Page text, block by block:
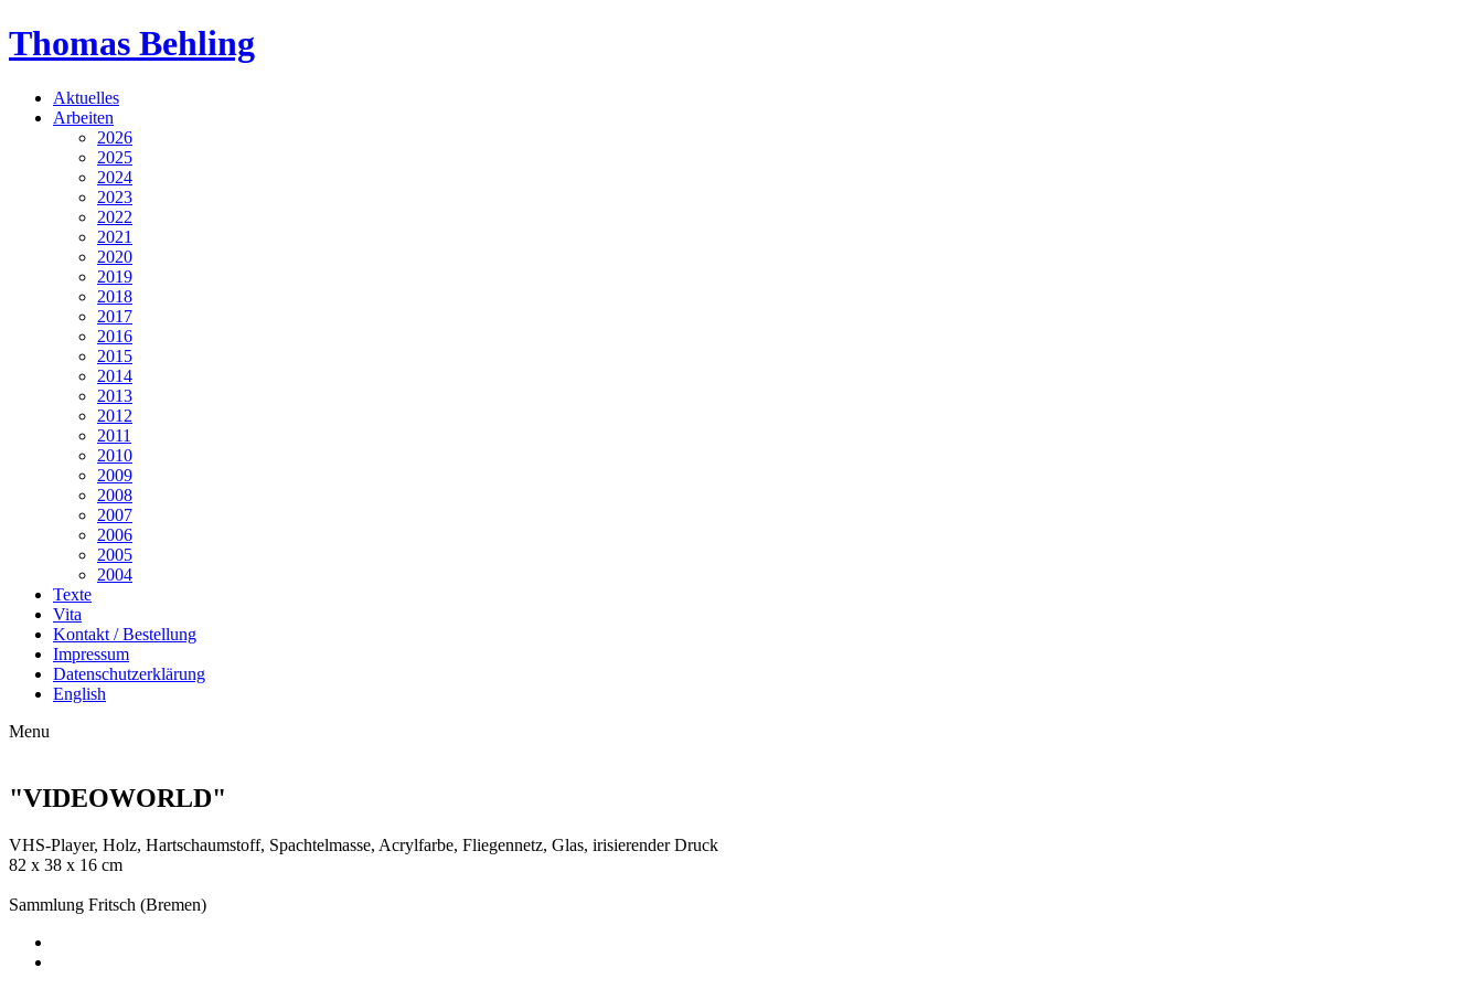
Thomas Behling
Aktuelles
Arbeiten
2026
2025
2024
2023
2022
2021
2020
2019
2018
2017
2016
2015
2014
2013
2012
2011
2010
2009
2008
2007
2006
2005
2004
Texte
Vita
Kontakt / Bestellung
Impressum
Datenschutzerklärung
English
Menu
"VIDEOWORLD"
VHS-Player, Holz, Hartschaumstoff, Spachtelmasse, Acrylfarbe, Fliegennetz, Glas, irisierender Druck
82 x 38 x 16 cm
Sammlung Fritsch (Bremen)